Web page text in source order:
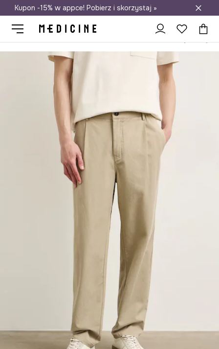
Darmowa dostawa do salonów
Kupon -15% w appce! Pobierz i skorzystaj »